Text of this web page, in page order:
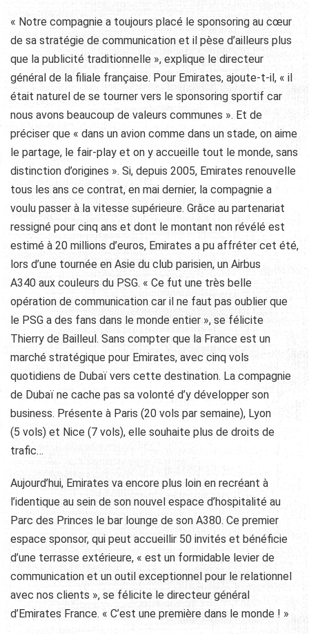
« Notre compagnie a toujours placé le sponsoring au cœur
de sa stratégie de communication et il pèse d’ailleurs plus
que la publicité traditionnelle », explique le directeur
général de la filiale française. Pour Emirates, ajoute-t-il, « il
était naturel de se tourner vers le sponsoring sportif car
nous avons beaucoup de valeurs communes ». Et de
préciser que « dans un avion comme dans un stade, on aime
le partage, le fair-play et on y accueille tout le monde, sans
distinction d’origines ». Si, depuis 2005, Emirates renouvelle
tous les ans ce contrat, en mai dernier, la compagnie a
voulu passer à la vitesse supérieure. Grâce au partenariat
ressigné pour cinq ans et dont le montant non révélé est
estimé à 20 millions d’euros, Emirates a pu affréter cet été,
lors d’une tournée en Asie du club parisien, un Airbus
A340 aux couleurs du PSG. « Ce fut une très belle
opération de communication car il ne faut pas oublier que
le PSG a des fans dans le monde entier », se félicite
Thierry de Bailleul. Sans compter que la France est un
marché stratégique pour Emirates, avec cinq vols
quotidiens de Dubaï vers cette destination. La compagnie
de Dubaï ne cache pas sa volonté d’y développer son
business. Présente à Paris (20 vols par semaine), Lyon
(5 vols) et Nice (7 vols), elle souhaite plus de droits de
trafic…
Aujourd’hui, Emirates va encore plus loin en recréant à
l’identique au sein de son nouvel espace d’hospitalité au
Parc des Princes le bar lounge de son A380. Ce premier
espace sponsor, qui peut accueillir 50 invités et bénéficie
d’une terrasse extérieure, « est un formidable levier de
communication et un outil exceptionnel pour le relationnel
avec nos clients », se félicite le directeur général
d’Emirates France. « C’est une première dans le monde ! »